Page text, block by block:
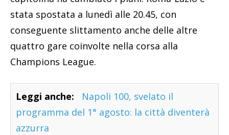
stata spostata a lunedì alle 20.45, con
conseguente slittamento anche delle altre
quattro gare coinvolte nella corsa alla
Champions League.
Leggi anche:
Napoli 100, svelato il
programma del 1° agosto: la città diventerà
azzurra